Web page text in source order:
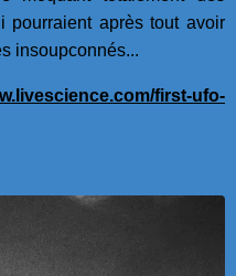
pourraient après tout avoir
insoupconnés...
first-ufo-